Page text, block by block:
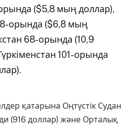
($5,8 мың доллар),
орында ($6,8 мың
68-орында (10,9
101-орында
қатарына Оңтүстік Судан
(916 доллар) және Орталық